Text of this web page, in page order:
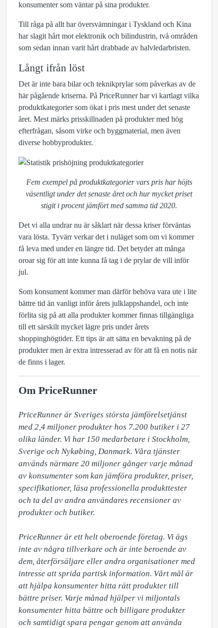
konsumenter som väntar på sina produkter.
Till råga på allt har översvämningar i Tyskland och Kina
har slagit hårt mot elektronik och bilindustrin, två områden
som sedan innan varit hårt drabbade av halvledarbristen.
Långt ifrån löst
Det är inte bara bilar och teknikprylar som påverkas av de
här pågående kriserna. På PriceRunner har vi kartlagt vilka
produktkategorier som ökat i pris mest under det senaste
året. Mest märks prisskillnaden på produkter med hög
efterfrågan, såsom virke och byggmaterial, men även
diverse hobbyprodukter.
Fem exempel på produktkategorier vars pris har höjts
väsentligt under det senaste året och hur mycket priset
stigit i procent jämfört med samma tid 2020.
Det vi alla undrar nu är såklart när dessa kriser förväntas
vara lösta. Tyvärr verkar det i nuläget som om vi kommer
få leva med under en längre tid. Det betyder att många
oroar sig för att inte kunna få tag i de prylar de vill inför
jul.
Som konsument kommer man därför behöva vara ute i lite
bättre tid än vanligt inför årets julklappshandel, och inte
förlita sig på att alla produkter kommer finnas tillgängliga
till ett särskilt mycket lägre pris under årets
shoppinghögtider. Ett tips är att sätta en bevakning på de
produkter men är extra intresserad av för att få en notis när
de finns i lager.
Om PriceRunner
PriceRunner är Sveriges största jämförelsetjänst
med 2,4 miljoner produkter hos 7.200 butiker i 27
olika länder. Vi har 150 medarbetare i Stockholm,
Sverige och Nykøbing, Danmark. Våra tjänster
används närmare 20 miljoner gånger varje månad
av konsumenter som kan jämföra produkter, priser,
specifikationer, läsa professionella produkttester
och ta del av andra användares recensioner av
produkter och butiker.
PriceRunner är ett helt oberoende företag. Vi ägs
inte av några tillverkare och är inte beroende av
dem, återförsäljare eller andra organisationer med
intresse att sprida partisk information. Vårt mål är
att hjälpa konsumenter hitta rätt produkter till
bättre priser. Varje månad hjälper vi miljontals
konsumenter hitta bättre och billigare produkter
och samtidigt spara pengar genom att använda